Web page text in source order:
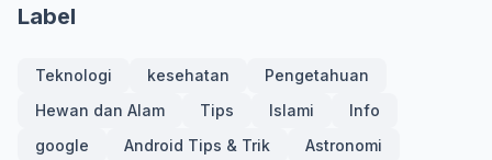
Label
Teknologi kesehatan
Pengetahuan
Hewan dan Alam
Tips Islami
Info
google
Android Tips & Trik
Astronomi